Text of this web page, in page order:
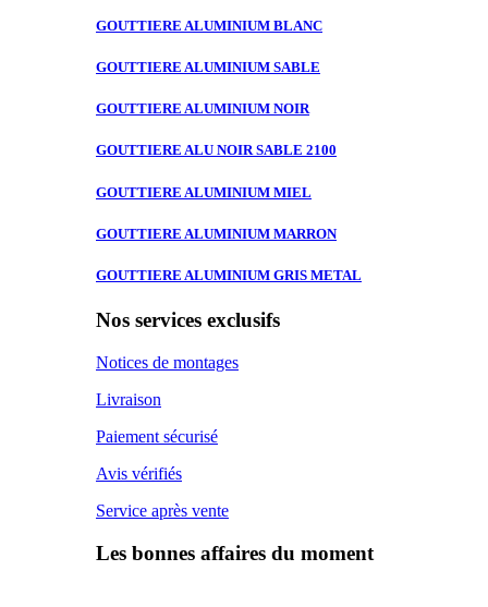
GOUTTIERE ALUMINIUM BLANC
GOUTTIERE ALUMINIUM SABLE
GOUTTIERE ALUMINIUM NOIR
GOUTTIERE ALU NOIR SABLE 2100
GOUTTIERE ALUMINIUM MIEL
GOUTTIERE ALUMINIUM MARRON
GOUTTIERE ALUMINIUM GRIS METAL
Nos services exclusifs
Notices de montages
Livraison
Paiement sécurisé
Avis vérifiés
Service après vente
Les bonnes affaires du moment